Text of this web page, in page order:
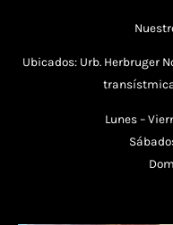
Ubicados: Urb. Herbruger
Lunes –